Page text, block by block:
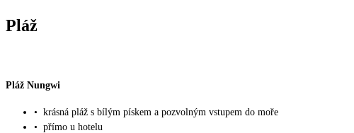
Pláž
Pláž Nungwi
• krásná pláž s bílým pískem a pozvolným vstupem do moře
• přímo u hotelu